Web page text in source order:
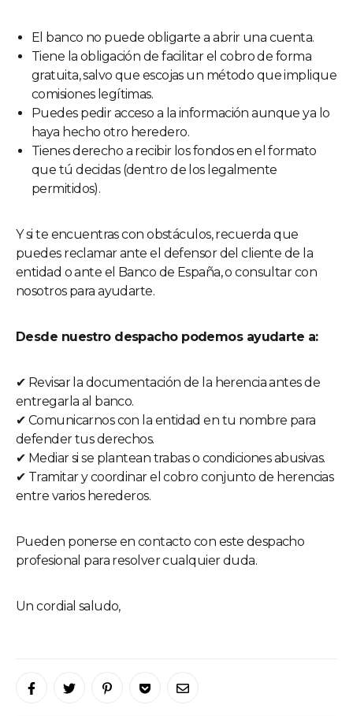
El banco no puede obligarte a abrir una cuenta.
Tiene la obligación de facilitar el cobro de forma
gratuita, salvo que escojas un método que implique
comisiones legítimas.
Puedes pedir acceso a la información aunque ya lo
haya hecho otro heredero.
Tienes derecho a recibir los fondos en el formato
que tú decidas (dentro de los legalmente
permitidos).
Y si te encuentras con obstáculos, recuerda que
puedes reclamar ante el defensor del cliente de la
entidad o ante el Banco de España, o consultar con
nosotros para ayudarte.
Desde nuestro despacho podemos ayudarte a:
✔ Revisar la documentación de la herencia antes de
entregarla al banco.
✔ Comunicarnos con la entidad en tu nombre para
defender tus derechos.
✔ Mediar si se plantean trabas o condiciones abusivas.
✔ Tramitar y coordinar el cobro conjunto de herencias
entre varios herederos.
Pueden ponerse en contacto con este despacho
profesional para resolver cualquier duda.
Un cordial saludo,